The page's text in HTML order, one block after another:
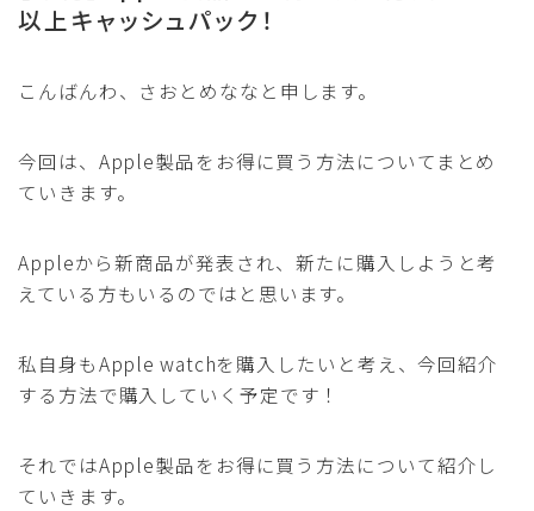
以上キャッシュパック！
こんばんわ、さおとめななと申します。
今回は、Apple製品をお得に買う方法についてまとめ
ていきます。
Appleから新商品が発表され、新たに購入しようと考
えている方もいるのではと思います。
私自身もApple watchを購入したいと考え、今回紹介
する方法で購入していく予定です！
それではApple製品をお得に買う方法について紹介し
ていきます。